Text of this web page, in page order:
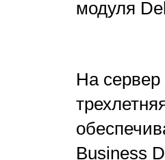
модуля
На сервер
Business